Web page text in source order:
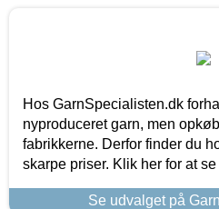
Hos GarnSpecialisten.dk
nyproduceret garn, men
fabrikkerne. Derfor finder du
skarpe priser. Klik her for at
Se udvalget på